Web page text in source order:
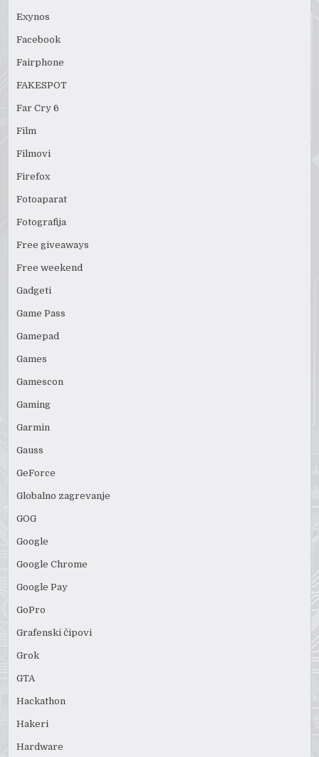
Exynos
Facebook
Fairphone
FAKESPOT
Far Cry 6
Film
Filmovi
Firefox
Fotoaparat
Fotografija
Free giveaways
Free weekend
Gadgeti
Game Pass
Gamepad
Games
Gamescon
Gaming
Garmin
Gauss
GeForce
Globalno zagrevanje
GOG
Google
Google Chrome
Google Pay
GoPro
Grafenski čipovi
Grok
GTA
Hackathon
Hakeri
Hardware